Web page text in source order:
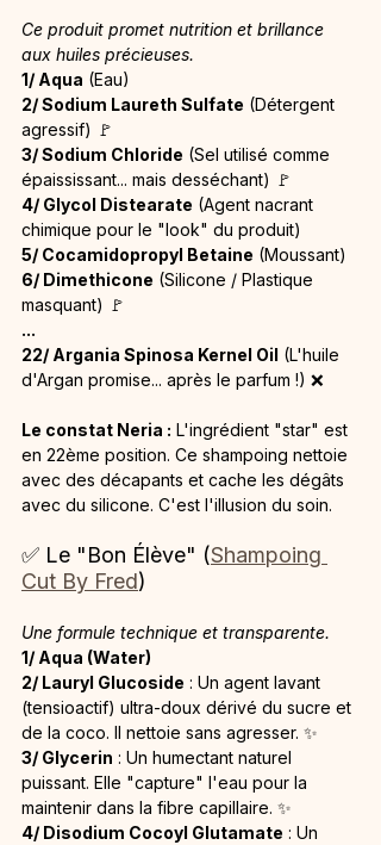
Ce produit promet nutrition et brillance
aux huiles précieuses.
1/ Aqua (Eau)
2/ Sodium Laureth Sulfate (Détergent
agressif) 🚩
3/ Sodium Chloride (Sel utilisé comme
épaississant... mais desséchant) 🚩
4/ Glycol Distearate (Agent nacrant
chimique pour le "look" du produit)
5/ Cocamidopropyl Betaine (Moussant)
6/ Dimethicone (Silicone / Plastique
masquant) 🚩
...
22/ Argania Spinosa Kernel Oil (L'huile
d'Argan promise... après le parfum !) ❌
Le constat Neria : L'ingrédient "star" est
en 22ème position. Ce shampoing nettoie
avec des décapants et cache les dégâts
avec du silicone. C'est l'illusion du soin.
✅ Le "Bon Élève" (Shampoing
Cut By Fred)
Une formule technique et transparente.
1/ Aqua (Water)
2/ Lauryl Glucoside : Un agent lavant
(tensioactif) ultra-doux dérivé du sucre et
de la coco. Il nettoie sans agresser. ✨
3/ Glycerin : Un humectant naturel
puissant. Elle "capture" l'eau pour la
maintenir dans la fibre capillaire. ✨
4/ Disodium Cocoyl Glutamate : Un